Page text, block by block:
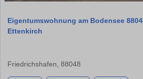
Eigentumswohnung am Bodensee
Ettenkirch
Friedrichshafen, 88048